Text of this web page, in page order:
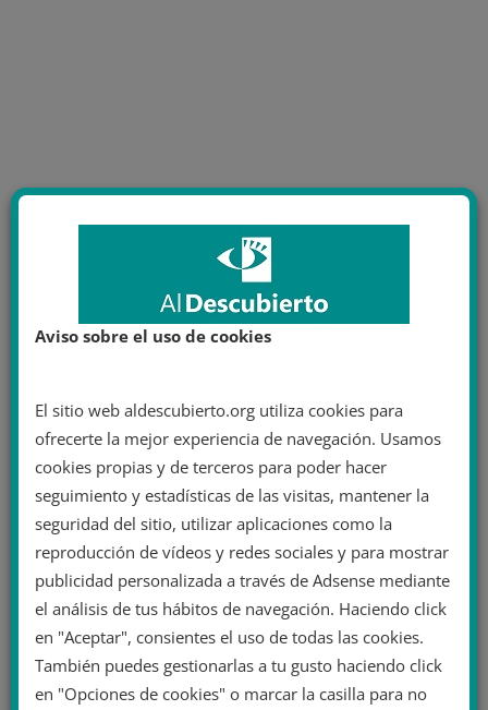
Aviso sobre el uso de cookies
El sitio web aldescubierto.org utiliza cookies para
ofrecerte la mejor experiencia de navegación. Usamos
cookies propias y de terceros para poder hacer
seguimiento y estadísticas de las visitas, mantener la
seguridad del sitio, utilizar aplicaciones como la
reproducción de vídeos y redes sociales y para mostrar
publicidad personalizada a través de Adsense mediante
el análisis de tus hábitos de navegación. Haciendo click
en "Aceptar", consientes el uso de todas las cookies.
También puedes gestionarlas a tu gusto haciendo click
en "Opciones de cookies" o marcar la casilla para no